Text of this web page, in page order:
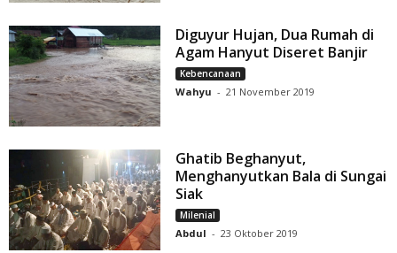
Diguyur Hujan, Dua Rumah di
Agam Hanyut Diseret Banjir
Kebencanaan
Wahyu - 21 November 2019
Ghatib Beghanyut,
Menghanyutkan Bala di Sungai
Siak
Milenial
Abdul - 23 Oktober 2019